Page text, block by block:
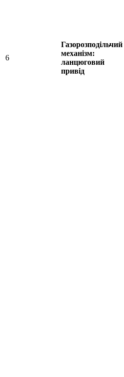
6
Газорозподільчий
механізм:
ланцюговий
привід